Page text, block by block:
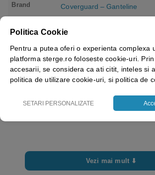
Brand Coverguard – Ganteline
Vezi mai mult ⬇
Politica Cookie
Pentru a putea oferi o experienta complexa
platforma sterge.ro foloseste cookie-uri.
accesarii, se considera ca ati citit, inteles si
politica de utilizare cookie-uri, si politica de
SETARI PERSONALIZATE